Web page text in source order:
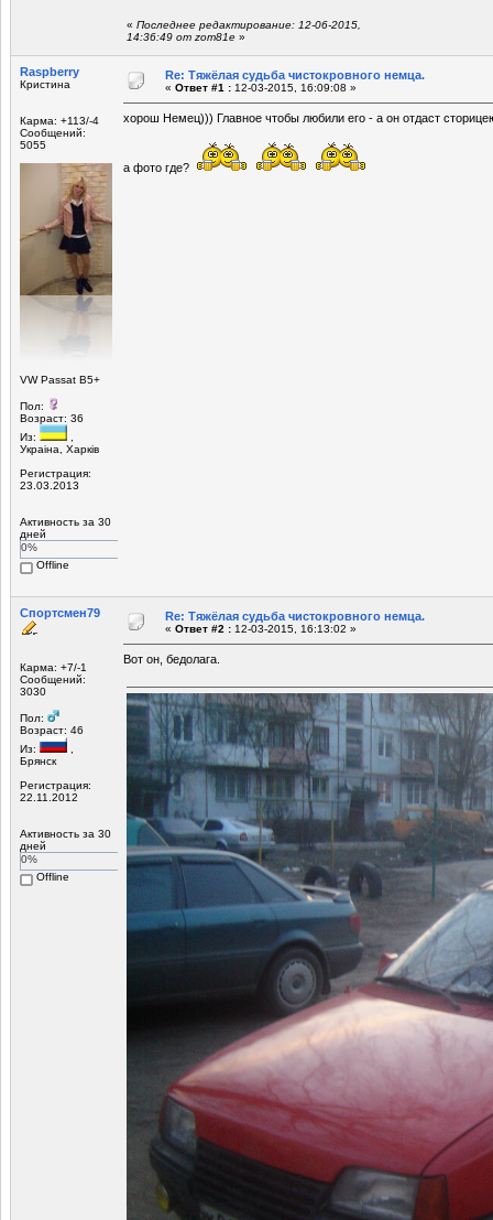
« Последнее редактирование: 12-06-2015,
14:36:49 от zom81e »
Raspberry
Кристина
Карма: +113/-4
Сообщений:
5055
VW Passat B5+
Пол:
Возраст: 36
Из:
Украiна, Харкiв
Регистрация:
23.03.2013
Активность за 30
дней
0%
Offline
Re: Тяжёлая судьба чистокровного немца.
« Ответ #1 : 12-03-2015, 16:09:08 »
хорош Немец))) Главное чтобы любили его - а он отдаст
а фото где?
Спортсмен79
Карма: +7/-1
Сообщений:
3030
Пол:
Возраст: 46
Из:
Брянск
Регистрация:
22.11.2012
Активность за 30
дней
0%
Offline
Re: Тяжёлая судьба чистокровного немца.
« Ответ #2 : 12-03-2015, 16:13:02 »
Вот он, бедолага.